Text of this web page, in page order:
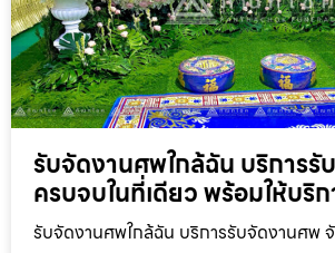
รับจัดงานศพใกล้ฉัน บริการ
ครบจบในที่เดียว พร้อมให้บริก
รับจัดงานศพใกล้ฉัน บริการรับจัดงานศพ